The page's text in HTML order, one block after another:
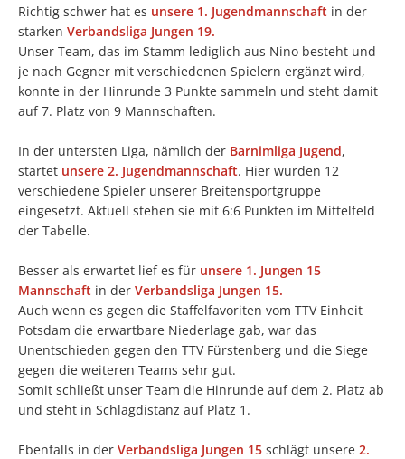
Richtig schwer hat es unsere 1. Jugendmannschaft in der
starken Verbandsliga Jungen 19.
Unser Team, das im Stamm lediglich aus Nino besteht und
je nach Gegner mit verschiedenen Spielern ergänzt wird,
konnte in der Hinrunde 3 Punkte sammeln und steht damit
auf 7. Platz von 9 Mannschaften.
In der untersten Liga, nämlich der Barnimliga Jugend,
startet unsere 2. Jugendmannschaft. Hier wurden 12
verschiedene Spieler unserer Breitensportgruppe
eingesetzt. Aktuell stehen sie mit 6:6 Punkten im Mittelfeld
der Tabelle.
Besser als erwartet lief es für unsere 1. Jungen 15
Mannschaft in der Verbandsliga Jungen 15.
Auch wenn es gegen die Staffelfavoriten vom TTV Einheit
Potsdam die erwartbare Niederlage gab, war das
Unentschieden gegen den TTV Fürstenberg und die Siege
gegen die weiteren Teams sehr gut.
Somit schließt unser Team die Hinrunde auf dem 2. Platz ab
und steht in Schlagdistanz auf Platz 1.
Ebenfalls in der Verbandsliga Jungen 15 schlägt unsere 2.